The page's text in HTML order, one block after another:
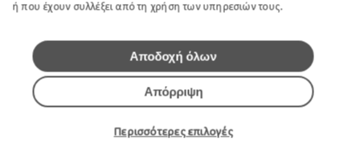
ή που έχουν συλλέξει από τη χρήση των υπηρεσιών τους.
Απόρριψη
Αποδοχή όλων
Περισσότερες επιλογές